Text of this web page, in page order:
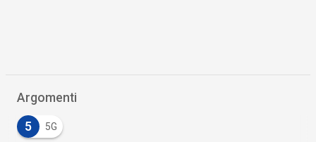
Argomenti
5 5G